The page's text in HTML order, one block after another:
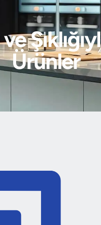
ve
Ürünler